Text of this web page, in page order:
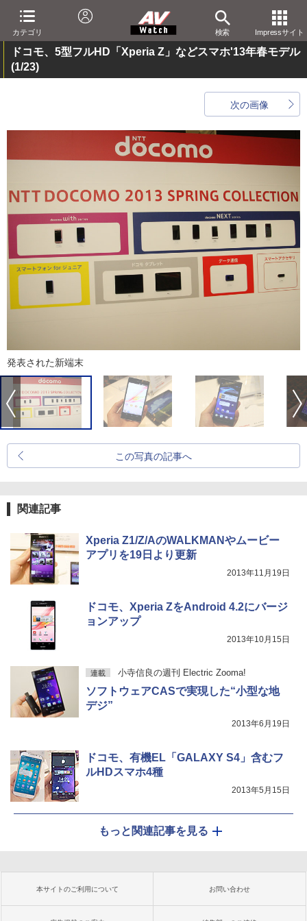
カテゴリ 検索 Impressサイト
ドコモ、5型フルHD「Xperia Z」などスマホ'13年春モデル
(1/23)
次の画像
発表された新端末
この写真の記事へ
関連記事
Xperia Z1/Z/AのWALKMANやムービー
アプリを19日より更新
2013年11月19日
ドコモ、Xperia ZをAndroid 4.2にバージ
ョンアップ
2013年10月15日
連載 小寺信良の週刊 Electric Zooma!
ソフトウェアCASで実現した“小型な地
デジ”
2013年6月19日
ドコモ、有機EL「GALAXY S4」含むフ
ルHDスマホ4種
2013年5月15日
もっと関連記事を見る
本サイトのご利用について お問い合わせ